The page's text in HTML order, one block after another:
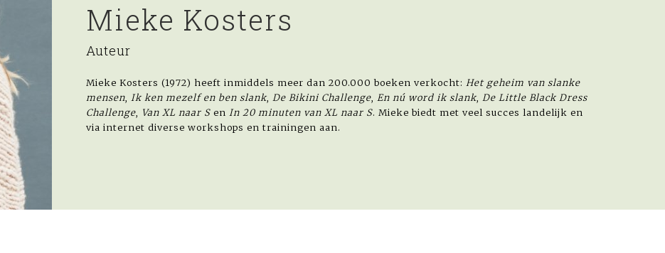
Mieke Kosters
Auteur
Mieke Kosters (1972) heeft inmiddels meer dan 200.000 boeken verkocht: Het geheim van slanke
mensen
Ik ken mezelf en ben slank De Bikini Challenge En nú word ik slank
De Little Black Dress
Challenge
Van XL naar S en In 20 minuten van XL naar S. Mieke biedt met veel succes landelijk en
via internet diverse workshops en trainingen aan.